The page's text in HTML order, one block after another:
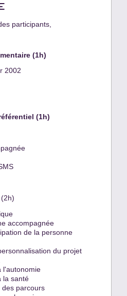
participants,
(1h)
2002
(1h)
(2h)
accompagnée
de la personne
du projet
l'autonomie
la santé
des parcours